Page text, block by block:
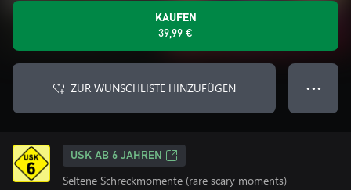
KAUFEN
39,99 €
ZUR WUNSCHLISTE HINZUFÜGEN ● ● ●
USK AB 6 JAHREN
Seltene Schreckmomente (rare scary moments)